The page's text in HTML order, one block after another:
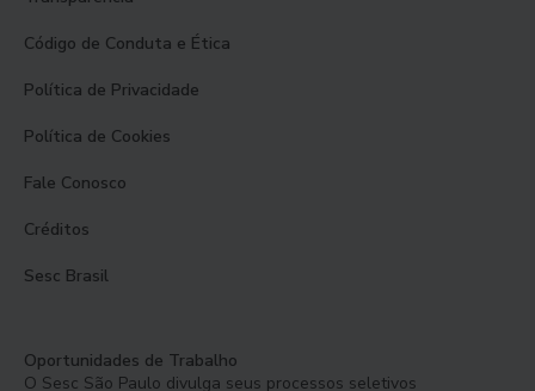
Código de Conduta e Ética
Política de Privacidade
Política de Cookies
Fale Conosco
Créditos
Sesc Brasil
Oportunidades de Trabalho
O Sesc São Paulo divulga seus processos seletivos